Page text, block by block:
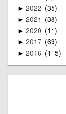
► 2022 35
► 2021 38
► 2020 11
► 2017 69
► 2016 115